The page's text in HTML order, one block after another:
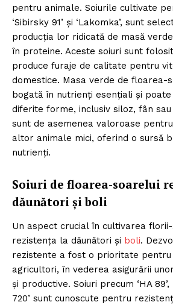
pentru animale. Soiurile cultivate
‘Sibirsky 91’ și ‘Lakomka’, sunt
producția lor ridicată de masă
în proteine. Aceste soiuri sunt
produce furaje de calitate pentru
domestice. Masa verde de floarea-
bogată în nutrienți esențiali și
diferite forme, inclusiv siloz, fân
sunt de asemenea valoroase
altor animale mici, oferind o sursă
nutrienți.
Soiuri de floarea-soarelui
dăunători și boli
Un aspect crucial în cultivarea
rezistența la dăunători și boli.
rezistente a fost o prioritate pentru
agricultori, în vederea asigurării
și productive. Soiuri precum ‘HA 89’,
720’ sunt cunoscute pentru